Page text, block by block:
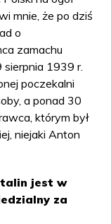
mnie, że po dziś
o
zamachu
1939 r.
poczekalni
a ponad 30
którym był
niejaki Anton
jest w
za